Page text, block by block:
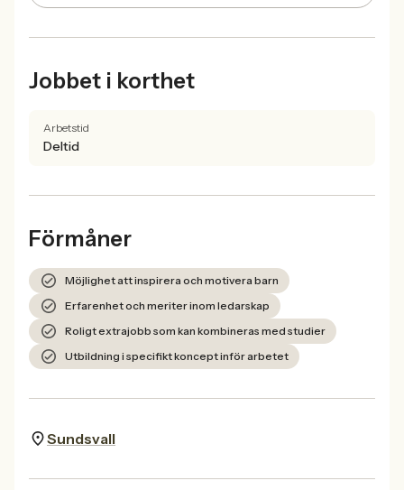
Jobbet i korthet
Arbetstid
Deltid
Förmåner
Möjlighet att inspirera och motivera barn
Erfarenhet och meriter inom ledarskap
Roligt extrajobb som kan kombineras med studier
Utbildning i specifikt koncept inför arbetet
Sundsvall